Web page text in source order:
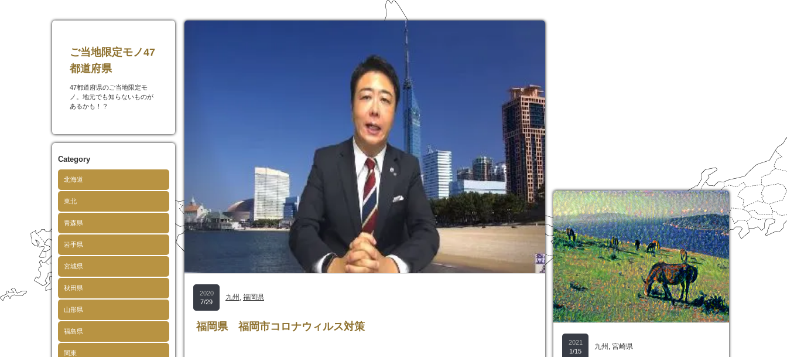
ご当地限定モノ47
都道府県
47都道府県のご当地限定モ
ノ。地元でも知らないものが
あるかも！？
Category
北海道
東北
青森県
岩手県
宮城県
秋田県
山形県
福島県
関東
2020
7/29
九州 , 福岡県
福岡県 福岡市コロナウィルス対策
2021
1/15
九州 , 宮崎県